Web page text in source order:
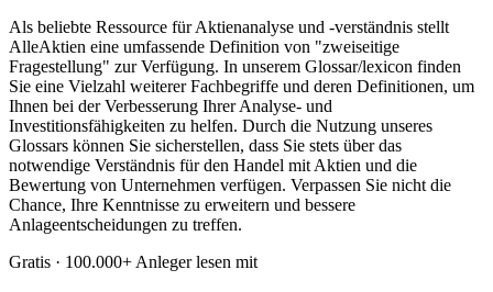
Als beliebte Ressource für Aktienanalyse und -verständnis stellt
AlleAktien eine umfassende Definition von "zweiseitige
Fragestellung" zur Verfügung. In unserem Glossar/lexicon finden
Sie eine Vielzahl weiterer Fachbegriffe und deren Definitionen, um
Ihnen bei der Verbesserung Ihrer Analyse- und
Investitionsfähigkeiten zu helfen. Durch die Nutzung unseres
Glossars können Sie sicherstellen, dass Sie stets über das
notwendige Verständnis für den Handel mit Aktien und die
Bewertung von Unternehmen verfügen. Verpassen Sie nicht die
Chance, Ihre Kenntnisse zu erweitern und bessere
Anlageentscheidungen zu treffen.
Gratis · 100.000+ Anleger lesen mit